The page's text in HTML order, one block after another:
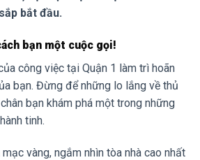
bắt đầu.
bạn một cuộc gọi!
công việc tại Quận 1 làm trì hoãn
bạn. Đừng để những lo lắng về thủ
bạn khám phá một trong những
tinh.
vàng, ngắm nhìn tòa nhà cao nhất